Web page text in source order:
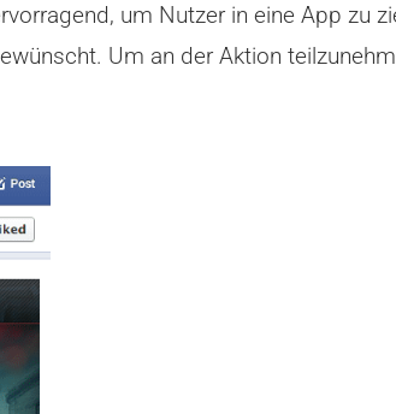
um Nutzer in eine App zu
Um an der Aktion